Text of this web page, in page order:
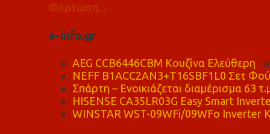
Φόρτωση...
e-info.gr
AEG CCB6446CBM Κουζίνα Ελεύθερη -
NEFF B1ACC2AN3+T16SBF1L0 Σετ
Σπάρτη – Ενοικιάζεται διαμέρισμα 63
HISENSE CA35LR03G Easy Smart
WINSTAR WST-09WFi/09WFo Inverter